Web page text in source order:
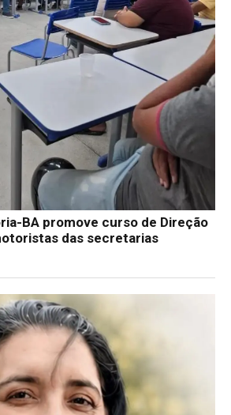
BA promove curso de Direção
das secretarias